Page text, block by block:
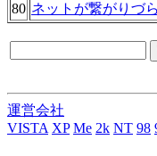
80 ネットが繋がりづ
運営会社
VISTA XP Me 2k NT 98